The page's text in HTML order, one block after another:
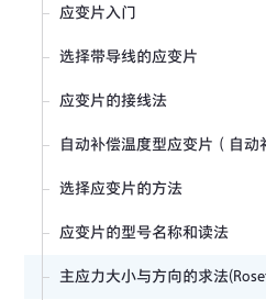
应变片入门
选择带导线的应变片
应变片的接线法
自动补偿温度型应变片（自动
选择应变片的方法
应变片的型号名称和读法
主应力大小与方向的求法